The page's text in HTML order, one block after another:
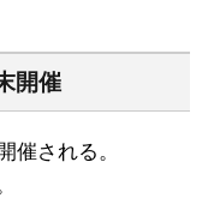
開催
催される。